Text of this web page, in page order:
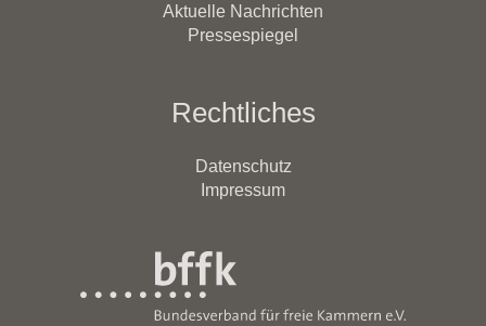
Aktuelle Nachrichten
Pressespiegel
Rechtliches
Datenschutz
Impressum